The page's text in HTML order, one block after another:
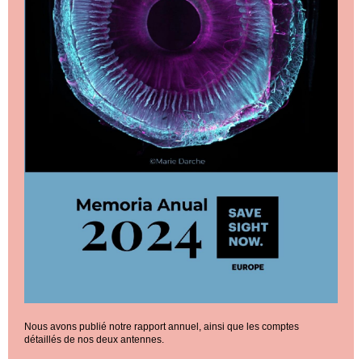
Nous avons publié notre rapport annuel, ainsi que les comptes
détaillés de nos deux antennes.